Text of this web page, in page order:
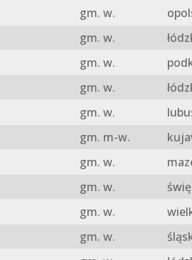
gm. w.
gm. w.
gm. w.
gm. w.
gm. w.
gm. m-w.
gm. w.
gm. w.
gm. w.
gm. w.